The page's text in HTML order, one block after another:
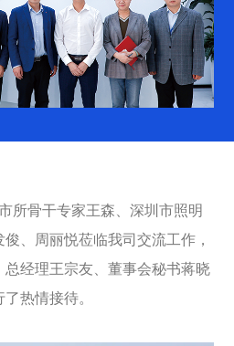
所骨干专家王森、深圳市照明
、周丽悦莅临我司交流工作，
经理王宗友、董事会秘书蒋晓
热情接待。